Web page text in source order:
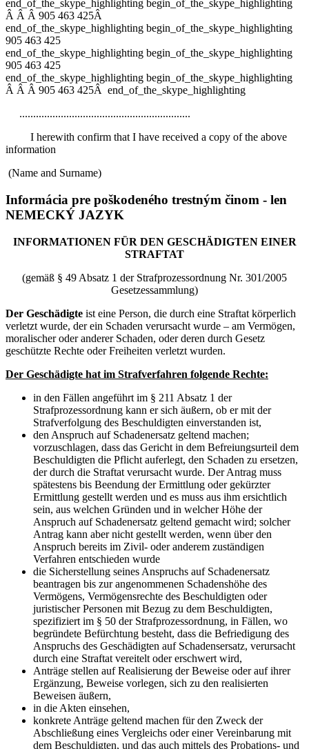
end_of_the_skype_highlighting begin_of_the_skype_highlighting
Â Â Â 905 463 425Â
end_of_the_skype_highlighting begin_of_the_skype_highlighting
905 463 425
end_of_the_skype_highlighting begin_of_the_skype_highlighting
905 463 425
end_of_the_skype_highlighting begin_of_the_skype_highlighting
Â Â Â 905 463 425Â end_of_the_skype_highlighting
..............................................................
I herewith confirm that I have received a copy of the above
information
(Name and Surname)
Informácia pre poškodeného trestným činom - len
NEMECKÝ JAZYK
INFORMATIONEN FÜR DEN GESCHÄDIGTEN EINER
STRAFTAT
(gemäß § 49 Absatz 1 der Strafprozessordnung Nr. 301/2005
Gesetzessammlung)
Der Geschädigte ist eine Person, die durch eine Straftat körperlich
verletzt wurde, der ein Schaden verursacht wurde – am Vermögen,
moralischer oder anderer Schaden, oder deren durch Gesetz
geschützte Rechte oder Freiheiten verletzt wurden.
Der Geschädigte hat im Strafverfahren folgende Rechte:
in den Fällen angeführt im § 211 Absatz 1 der
Strafprozessordnung kann er sich äußern, ob er mit der
Strafverfolgung des Beschuldigten einverstanden ist,
den Anspruch auf Schadenersatz geltend machen;
vorzuschlagen, dass das Gericht in dem Befreiungsurteil dem
Beschuldigten die Pflicht auferlegt, den Schaden zu ersetzen,
der durch die Straftat verursacht wurde. Der Antrag muss
spätestens bis Beendung der Ermittlung oder gekürzter
Ermittlung gestellt werden und es muss aus ihm ersichtlich
sein, aus welchen Gründen und in welcher Höhe der
Anspruch auf Schadenersatz geltend gemacht wird; solcher
Antrag kann aber nicht gestellt werden, wenn über den
Anspruch bereits im Zivil- oder anderem zuständigen
Verfahren entschieden wurde
die Sicherstellung seines Anspruchs auf Schadenersatz
beantragen bis zur angenommenen Schadenshöhe des
Vermögens, Vermögensrechte des Beschuldigten oder
juristischer Personen mit Bezug zu dem Beschuldigten,
spezifiziert im § 50 der Strafprozessordnung, in Fällen, wo
begründete Befürchtung besteht, dass die Befriedigung des
Anspruchs des Geschädigten auf Schadensersatz, verursacht
durch eine Straftat vereitelt oder erschwert wird,
Anträge stellen auf Realisierung der Beweise oder auf ihrer
Ergänzung, Beweise vorlegen, sich zu den realisierten
Beweisen äußern,
in die Akten einsehen,
konkrete Anträge geltend machen für den Zweck der
Abschließung eines Vergleichs oder einer Vereinbarung mit
dem Beschuldigten, und das auch mittels des Probations- und